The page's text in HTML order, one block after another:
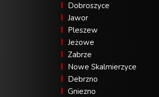
Dobroszyce
Jawor
Pleszew
Jeżowe
Zabrze
Nowe Skalmierzyce
Debrzno
Gniezno